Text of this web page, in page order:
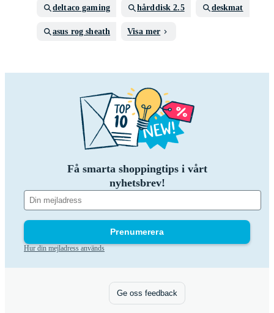
deltaco gaming hårddisk 2.5 deskmat
asus rog sheath Visa mer
Få smarta shoppingtips i vårt
nyhetsbrev!
Prenumerera
Hur din mejladress används
Ge oss feedback